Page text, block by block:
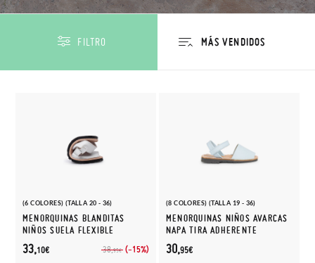
FILTRO
(6 COLORES) (TALLA 20 - 36)
MENORQUINAS BLANDITAS
NIÑOS SUELA FLEXIBLE
38,95€ (-15%)
33,10€
(8 COLORES) (TALLA 19 - 36)
MENORQUINAS NIÑOS AVARCAS
NAPA TIRA ADHERENTE
30,95€